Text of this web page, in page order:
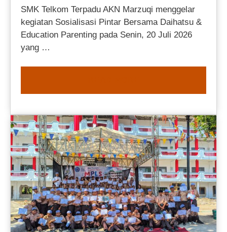
SMK Telkom Terpadu AKN Marzuqi menggelar
kegiatan Sosialisasi Pintar Bersama Daihatsu &
Education Parenting pada Senin, 20 Juli 2026
yang …